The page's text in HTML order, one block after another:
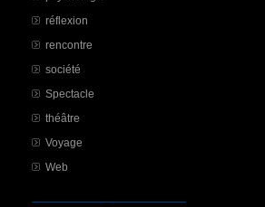
réflexion
rencontre
société
Spectacle
théâtre
Voyage
Web